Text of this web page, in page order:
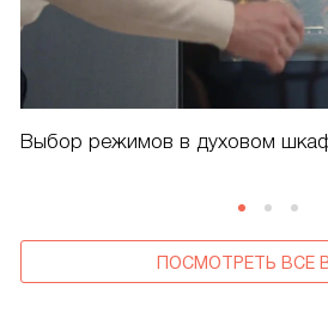
Выбор режимов в духовом
ПОСМОТРЕТЬ ВСЕ